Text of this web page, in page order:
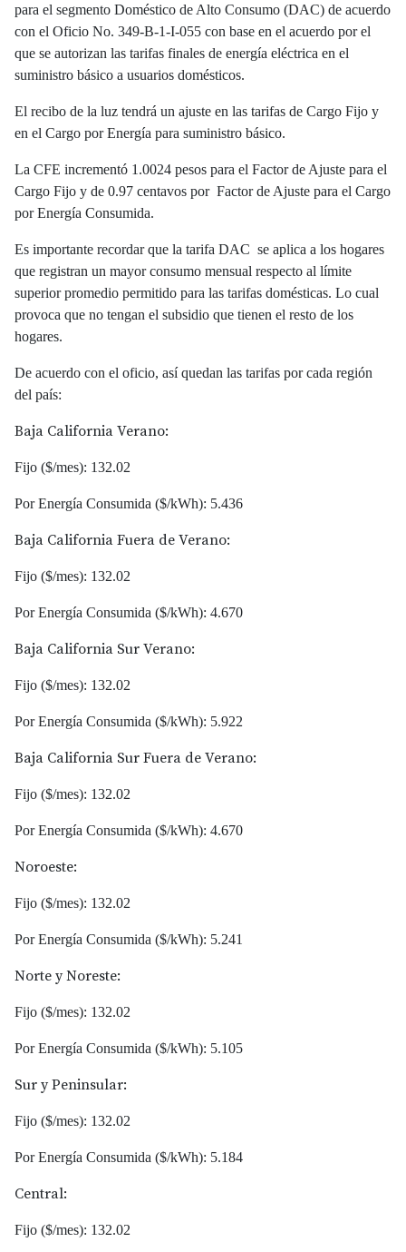
para el segmento Doméstico de Alto Consumo (DAC) de acuerdo
con el Oficio No. 349-B-1-I-055 con base en el acuerdo por el
que se autorizan las tarifas finales de energía eléctrica en el
suministro básico a usuarios domésticos.
El recibo de la luz tendrá un ajuste en las tarifas de Cargo Fijo y
en el Cargo por Energía para suministro básico.
La CFE incrementó 1.0024 pesos para el Factor de Ajuste para el
Cargo Fijo y de 0.97 centavos por Factor de Ajuste para el Cargo
por Energía Consumida.
Es importante recordar que la tarifa DAC se aplica a los hogares
que registran un mayor consumo mensual respecto al límite
superior promedio permitido para las tarifas domésticas. Lo cual
provoca que no tengan el subsidio que tienen el resto de los
hogares.
De acuerdo con el oficio, así quedan las tarifas por cada región
del país:
Baja California Verano:
Fijo ($/mes): 132.02
Por Energía Consumida ($/kWh): 5.436
Baja California Fuera de Verano:
Fijo ($/mes): 132.02
Por Energía Consumida ($/kWh): 4.670
Baja California Sur Verano:
Fijo ($/mes): 132.02
Por Energía Consumida ($/kWh): 5.922
Baja California Sur Fuera de Verano:
Fijo ($/mes): 132.02
Por Energía Consumida ($/kWh): 4.670
Noroeste:
Fijo ($/mes): 132.02
Por Energía Consumida ($/kWh): 5.241
Norte y Noreste:
Fijo ($/mes): 132.02
Por Energía Consumida ($/kWh): 5.105
Sur y Peninsular:
Fijo ($/mes): 132.02
Por Energía Consumida ($/kWh): 5.184
Central:
Fijo ($/mes): 132.02